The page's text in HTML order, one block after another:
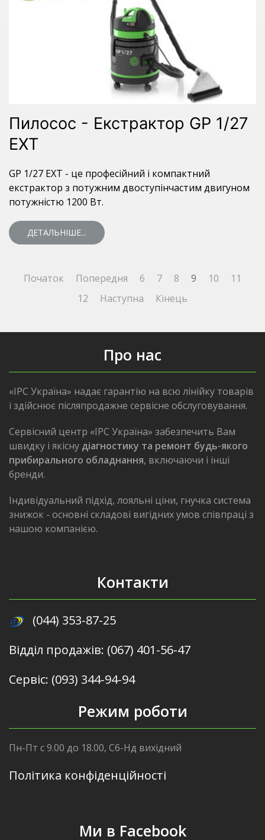
Пилосос - Екстрактор GP 1/27
EXT
GP 1/27 EXT - це професійний і компактний
екстрактор з потужним двоступінчастим двигуном
потужністю 1200 Вт.
ДЕТАЛЬНІШЕ...
Початок Попередня 6 7 8 9 10
11
12
Наступна Кінець
Про нас
«IPC Україна» надає гарантію на всю лінійку товарів
і здійснює післяпродажне сервісне обслуговування.
Сервісний центр «IPC Україна» забезпечить Вам
швидку і якісну діагностику та ремонт будь-якого
прибирального обладнання, включаючи і інші
бренди.
Індивідуальний підхід, лояльні ціни, гнучка система
знижок - основні складові вигідних умов співпраці з
нашою компанією.
Контакти
(044) 353-87-25
Відділ продажів: (067) 401-56-47
Сервіс: (093) 344-94-94
Режим роботи
Пн-Пт с 9.00 до 18.00, Сб-Нд вихідний
Політика конфіденційності
Ми в Facebook